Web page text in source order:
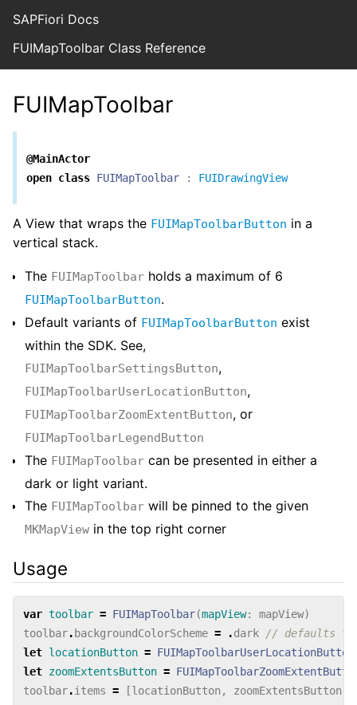
SAPFiori Docs
FUIMapToolbar Class Reference
FUIMapToolbar
@MainActor
open class FUIMapToolbar : FUIDrawingView
A View that wraps the FUIMapToolbarButton in a
vertical stack.
The FUIMapToolbar holds a maximum of 6
FUIMapToolbarButton.
Default variants of FUIMapToolbarButton exist
within the SDK. See,
FUIMapToolbarSettingsButton,
FUIMapToolbarUserLocationButton,
FUIMapToolbarZoomExtentButton, or
FUIMapToolbarLegendButton
The FUIMapToolbar can be presented in either a
dark or light variant.
The FUIMapToolbar will be pinned to the given
MKMapView in the top right corner
Usage
var toolbar = FUIMapToolbar(mapView: mapView)
toolbar. backgroundColorScheme = .dark
// defaults
let locationButton = FUIMapToolbarUserLocationButton
let zoomExtentsButton =
toolbar.items = [locationButton , zoomExtentsButton